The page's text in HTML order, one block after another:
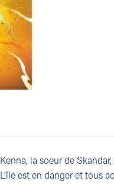
Kenna, la soeur de
L’île est en danger et tous